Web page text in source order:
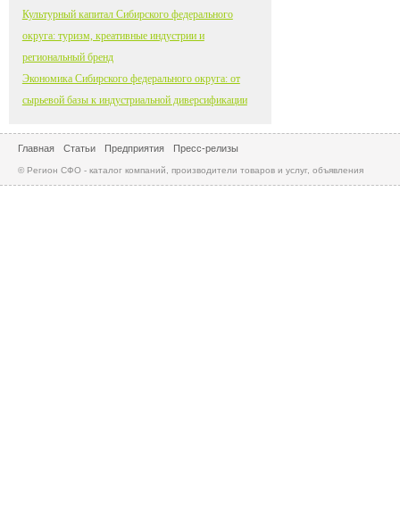
Культурный капитал Сибирского федерального
округа: туризм, креативные индустрии и
региональный бренд
Экономика Сибирского федерального округа: от
сырьевой базы к индустриальной диверсификации
Главная Статьи Предприятия Пресс-релизы
© Регион СФО - каталог компаний, производители товаров и услуг, объявления